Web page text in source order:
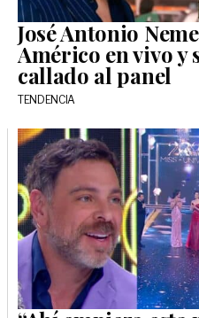
José Antonio
Américo en vivo y
callado al panel
TENDENCIA